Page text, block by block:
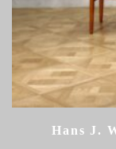
Hans J.